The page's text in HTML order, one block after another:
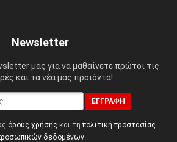
Newsletter
μας για να μαθαίνετε πρώτοι τις
και τα νέα μας προϊόντα!
ΕΓΓΡΑΦΉ
όρους χρήσης και τη πολιτική προστασίας
δεδομένων